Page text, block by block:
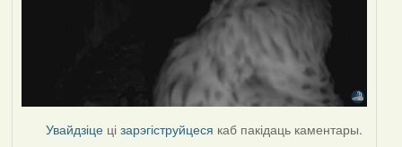
Увайдзіце цізарэгіструйцеся каб пакідаць каментары.